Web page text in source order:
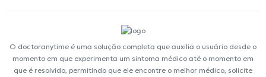
O doctoranytime é uma solução completa que auxilia o usuário desde o
momento em que experimenta um sintoma médico até o momento em
que é resolvido, permitindo que ele encontre o melhor médico, solicite